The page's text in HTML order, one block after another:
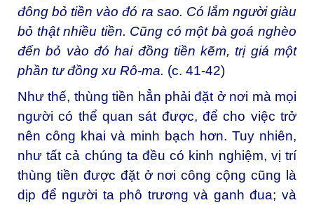
đông bỏ tiền vào đó ra sao. Có lắm người giàu
bỏ thật nhiều tiền. Cũng có một bà goá nghèo
đến bỏ vào đó hai đồng tiền kẽm, trị giá một
phần tư đồng xu Rô-ma. (c. 41-42)
Như thế, thùng tiền hẳn phải đặt ở nơi mà mọi
người có thể quan sát được, để cho việc trở
nên công khai và minh bạch hơn. Tuy nhiên,
như tất cả chúng ta đều có kinh nghiệm, vị trí
thùng tiền được đặt ở nơi công cộng cũng là
dịp để người ta phô trương và ganh đua; và